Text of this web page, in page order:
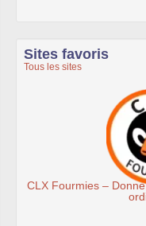
Sites favoris
Tous les sites